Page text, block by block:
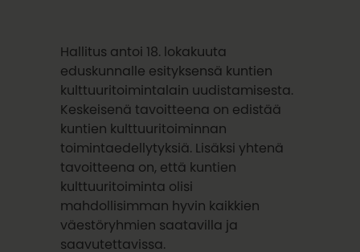
Hallitus antoi 18. lokakuuta
eduskunnalle esityksensä kuntien
kulttuuritoimintalain uudistamisesta.
Keskeisenä tavoitteena on edistää
kuntien kulttuuritoiminnan
toimintaedellytyksiä. Lisäksi yhtenä
tavoitteena on, että kuntien
kulttuuritoiminta olisi
mahdollisimman hyvin kaikkien
väestöryhmien saatavilla ja
saavutettavissa.